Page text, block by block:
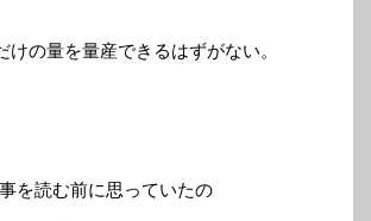
けの量を量産できるはずがない。
を読む前に思っていたの